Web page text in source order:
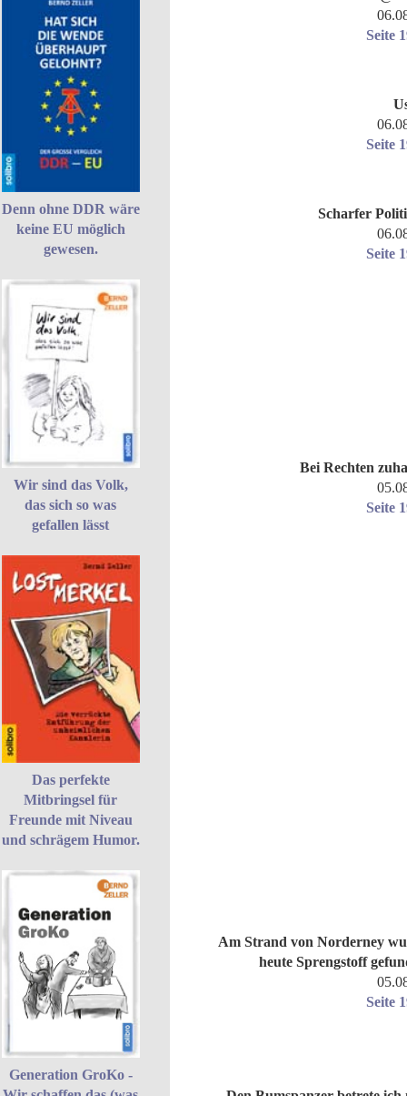
Denn ohne DDR wäre
keine EU möglich
gewesen.
Wir sind das Volk,
das sich so was
gefallen lässt
Das perfekte
Mitbringsel für
Freunde mit Niveau
und schrägem Humor.
Generation GroKo -
Seite
Seite
Scharfer
Seite
Bei Rechten
Seite
Am Strand von Norderney
heute Sprengstoff
Seite